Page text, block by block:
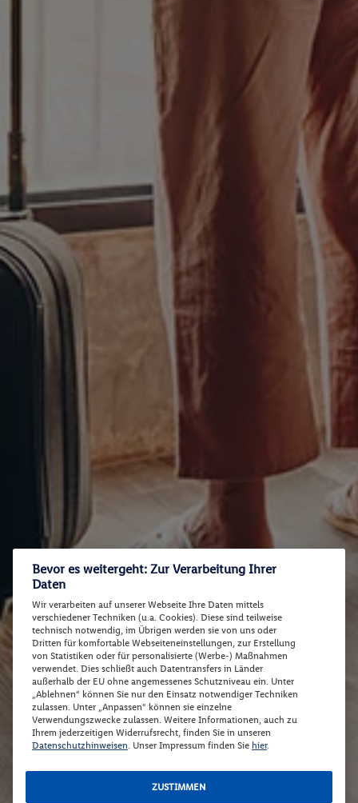
Bevor es weitergeht: Zur Verarbeitung Ihrer
Daten
Wir verarbeiten auf unserer Webseite Ihre Daten mittels
verschiedener Techniken (u.a. Cookies). Diese sind teilweise
technisch notwendig, im Übrigen werden sie von uns oder
Dritten für komfortable Webseiteneinstellungen, zur Erstellung
von Statistiken oder für personalisierte (Werbe-) Maßnahmen
verwendet. Dies schließt auch Datentransfers in Länder
außerhalb der EU ohne angemessenes Schutzniveau ein. Unter
„Ablehnen“ können Sie nur den Einsatz notwendiger Techniken
zulassen. Unter „Anpassen“ können sie einzelne
Verwendungszwecke zulassen. Weitere Informationen, auch zu
Ihrem jederzeitigen Widerrufsrecht, finden Sie in unseren
Datenschutzhinweisen. Unser Impressum finden Sie hier.
ZUSTIMMEN